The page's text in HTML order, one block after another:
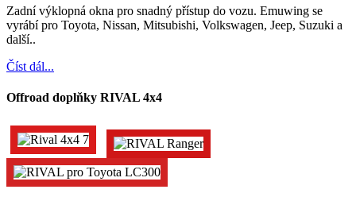
Zadní výklopná okna pro snadný přístup do vozu. Emuwing se
vyrábí pro Toyota, Nissan, Mitsubishi, Volkswagen, Jeep, Suzuki a
další..
Číst dál...
Offroad doplňky RIVAL 4x4